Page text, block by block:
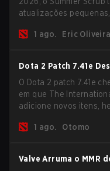
atualizações
jogo e agora todos os
1 ago. Eric Oliveira
Dota 2 Patch 7.41e
O Dota 2 patch 7.41e
em que The
adicione novos itens,
maiores problemas do
1 ago. Otomo
Valve Arruma o MMR